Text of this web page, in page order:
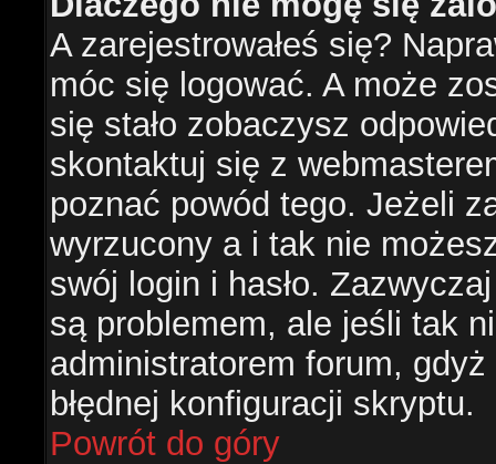
A zarejestrowałeś się?
móc się logować. A może
się stało zobaczysz
skontaktuj się z
poznać powód tego. Jeżeli
wyrzucony a i tak nie
swój login i hasło.
są problemem, ale jeśli tak
administratorem forum,
błędnej konfiguracji skryptu.
Powrót do góry